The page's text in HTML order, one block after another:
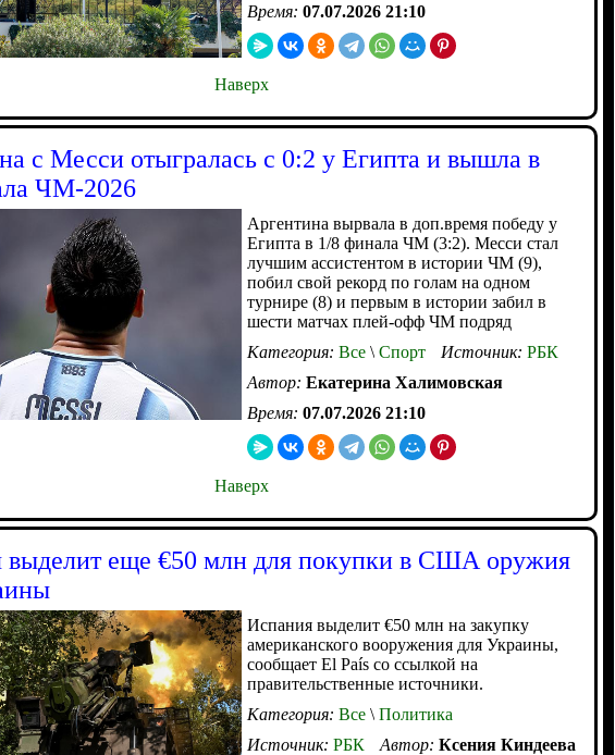
Время: 07.07.2026 21:10
Наверх
с Месси отыгралась с 0:2 у Египта и вышла в
ЧМ-2026
Аргентина вырвала в доп.время победу у
Египта в 1/8 финала ЧМ (3:2). Месси стал
лучшим ассистентом в истории ЧМ (9),
побил свой рекорд по голам на одном
турнире (8) и первым в истории забил в
шести матчах плей-офф ЧМ подряд
Категория: Все \ Спорт Источник: РБК
Автор: Екатерина Халимовская
Время: 07.07.2026 21:10
Наверх
выделит еще €50 млн для покупки в США оружия
Испания выделит €50 млн на закупку
американского вооружения для Украины,
сообщает El País со ссылкой на
правительственные источники.
Категория: Все \ Политика
Источник: РБК Автор: Ксения Киндеева